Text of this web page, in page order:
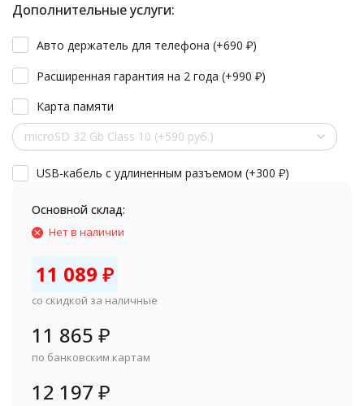
Дополнительные услуги:
Авто держатель для телефона (+690 ₽)
Расширенная гарантия на 2 года (+990 ₽)
Карта памяти
microSD 32 Gb Class 10 (+590 руб.)
USB-кабель с удлиненным разъемом (+300 ₽)
Основной склад:
Нет в наличии
11 089 ₽
со скидкой за наличные
11 865 ₽
по банковским картам
12 197 ₽